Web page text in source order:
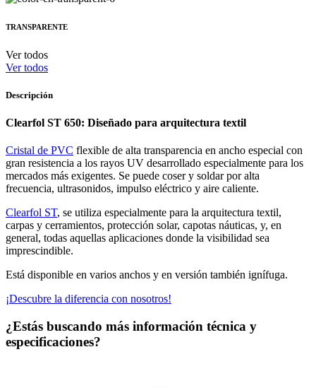
TRANSPARENTE
Ver todos
Ver todos
Descripción
Clearfol ST 650: Diseñado para arquitectura textil
Cristal de PVC flexible de alta transparencia en ancho especial con
gran resistencia a los rayos UV desarrollado especialmente para los
mercados más exigentes. Se puede coser y soldar por alta
frecuencia, ultrasonidos, impulso eléctrico y aire caliente.
Clearfol ST, se utiliza especialmente para la arquitectura textil,
carpas y cerramientos, protección solar, capotas náuticas, y, en
general, todas aquellas aplicaciones donde la visibilidad sea
imprescindible.
Está disponible en varios anchos y en versión también ignífuga.
¡Descubre la diferencia con nosotros!
¿Estás buscando más información técnica y
especificaciones?